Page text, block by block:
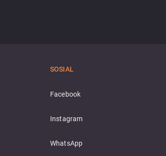
SOSIAL
Facebook
Instagram
WhatsApp